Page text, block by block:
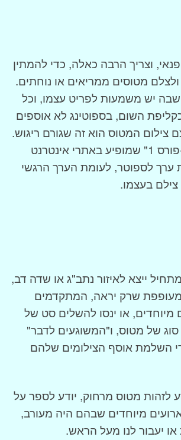
וצריך הרבה כאלה, כדי להמתין
מטוסים ממריאים או נוחתים.
שבה יש משמעות לפריט עצמו, וכל
השום, בספוטינג לא אוספים
צילום המטוס הוא זה שגורם ריגוש.
תמונה של "אייר-פורס 1" שמופיע באתרי אינטרנט
ערך לספוטר, לעומת הערך הרגשי
בעצמו.
ייצא לאיזור נתב"ג או שדה דב,
מעופפת שרק יראה, המתקדמים
מיוחדים, או ינסו להשלים סט של
של מטוס, ו"המשוגעים לדבר"
השלמת אוסף הצילומים שלהם
לזהות מטוס מרחוק, יודע לספר על
מיוחדים שבהם היה מעורב,
יעבור לנו מעל הראש.